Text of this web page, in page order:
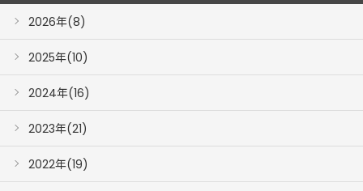
2026年(8)
2025年(10)
2024年(16)
2023年(21)
2022年(19)